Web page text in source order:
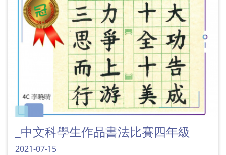
_中文科學生作品書法比賽四年級
2021-07-15